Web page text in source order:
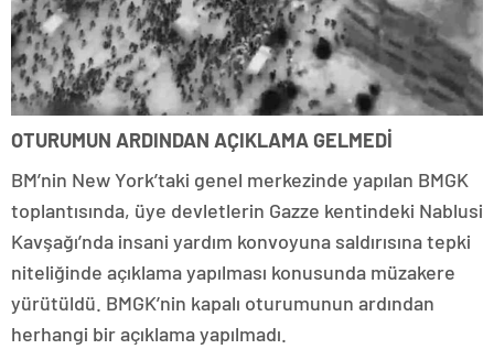
OTURUMUN ARDINDAN AÇIKLAMA GELMEDİ
BM’nin New York’taki genel merkezinde yapılan BMGK
toplantısında, üye devletlerin Gazze kentindeki Nablusi
Kavşağı’nda insani yardım konvoyuna saldırısına tepki
niteliğinde açıklama yapılması konusunda müzakere
yürütüldü. BMGK’nin kapalı oturumunun ardından
herhangi bir açıklama yapılmadı.